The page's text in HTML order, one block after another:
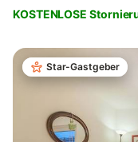
KOSTENLOSE
Star-Gastgeber